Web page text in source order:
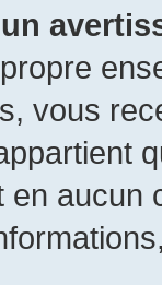
vous
en